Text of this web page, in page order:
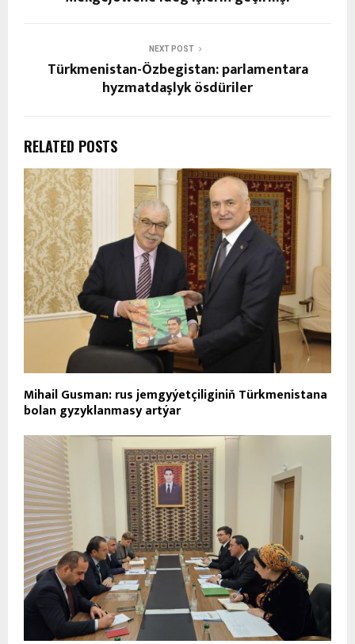
NEXT POST
Türkmenistan-Özbegistan: parlamentara
hyzmatdaşlyk ösdüriler
RELATED POSTS
Mihail Gusman: rus jemgyýetçiliginiň Türkmenistana
bolan gyzyklanmasy artýar